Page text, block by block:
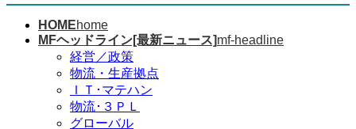
HOMEhome
MFヘッドライン[最新ニュース]mf-headline
経営／政策
物流・生産拠点
ＩＴ･マテハン
物流･３ＰＬ
グローバル